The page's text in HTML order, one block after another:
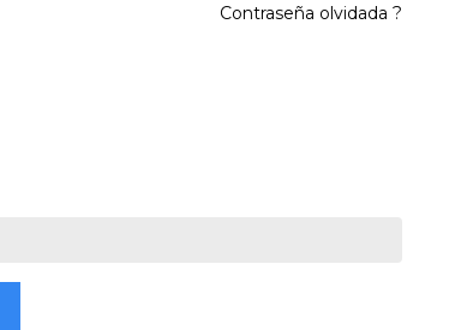
Contraseña olvidada ?